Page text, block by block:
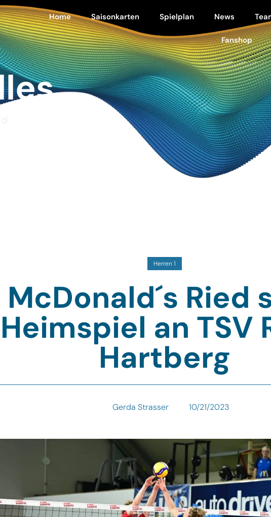
Home Saisonkarten Spielplan News
Fanshop
Herren 1
McDonald´s
an TSV
Hartberg
Gerda Strasser 10/21/2023